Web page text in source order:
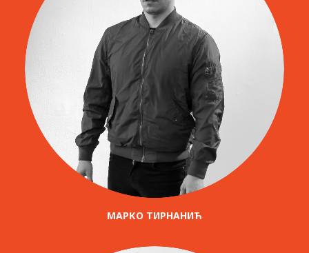
МАРКО ТИРНАНИЋ